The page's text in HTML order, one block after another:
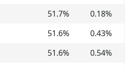
51.7% 0.18%
51.6% 0.43%
51.6% 0.54%